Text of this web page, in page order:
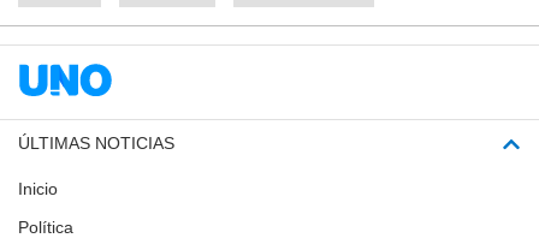
ÚLTIMAS NOTICIAS
Inicio
Política